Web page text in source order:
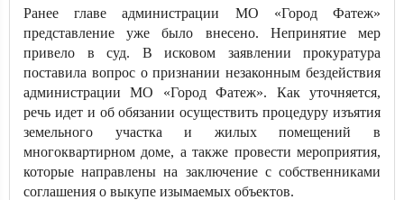
Ранее главе администрации МО «Город Фатеж»
представление уже было внесено. Непринятие мер
привело в суд. В исковом заявлении прокуратура
поставила вопрос о признании незаконным бездействия
администрации МО «Город Фатеж». Как уточняется,
речь идет и об обязании осуществить процедуру изъятия
земельного участка и жилых помещений в
многоквартирном доме, а также провести мероприятия,
которые направлены на заключение с собственниками
соглашения о выкупе изымаемых объектов.